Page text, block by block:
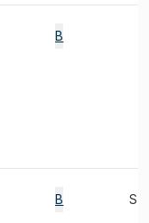
B
B S